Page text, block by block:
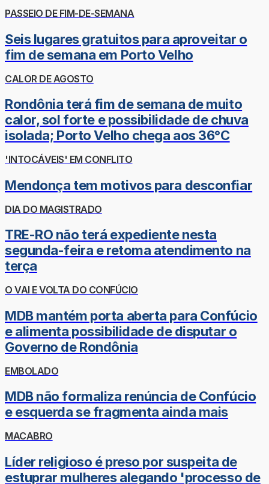
PASSEIO DE FIM-DE-SEMANA
Seis lugares gratuitos para aproveitar o
fim de semana em Porto Velho
CALOR DE AGOSTO
Rondônia terá fim de semana de muito
calor, sol forte e possibilidade de chuva
isolada; Porto Velho chega aos 36°C
'INTOCÁVEIS' EM CONFLITO
Mendonça tem motivos para desconfiar
DIA DO MAGISTRADO
TRE-RO não terá expediente nesta
segunda-feira e retoma atendimento na
terça
O VAI E VOLTA DO CONFÚCIO
MDB mantém porta aberta para Confúcio
e alimenta possibilidade de disputar o
Governo de Rondônia
EMBOLADO
MDB não formaliza renúncia de Confúcio
e esquerda se fragmenta ainda mais
MACABRO
Líder religioso é preso por suspeita de
estuprar mulheres alegando 'processo de